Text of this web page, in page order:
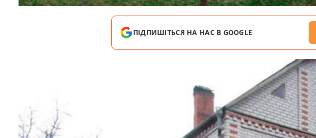
ПІДПИШІТЬСЯ НА НАС В GOOGLE